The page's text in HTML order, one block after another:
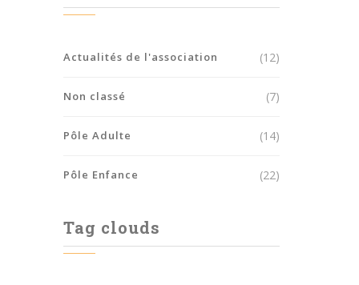
Actualités de l'association (12)
Non classé (7)
Pôle Adulte (14)
Pôle Enfance (22)
Tag clouds